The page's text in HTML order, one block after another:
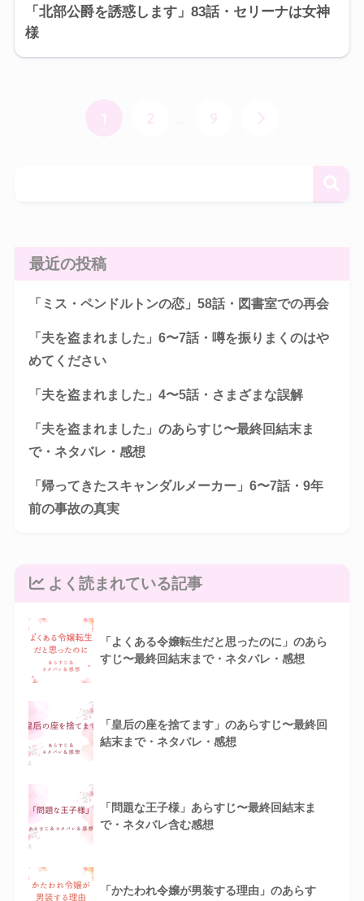
「北部公爵を誘惑します」83話・セリーナは女神
様
最近の投稿
「ミス・ペンドルトンの恋」58話・図書室での再会
「夫を盗まれました」6〜7話・噂を振りまくのはや
めてください
「夫を盗まれました」4〜5話・さまざまな誤解
「夫を盗まれました」のあらすじ〜最終回結末ま
で・ネタバレ・感想
「帰ってきたスキャンダルメーカー」6〜7話・9年
前の事故の真実
よく読まれている記事
「よくある令嬢転生だと思ったのに」のあら
すじ〜最終回結末まで・ネタバレ・感想
「皇后の座を捨てます」のあらすじ〜最終回
結末まで・ネタバレ・感想
「問題な王子様」あらすじ〜最終回結末ま
で・ネタバレ含む感想
「かたわれ令嬢が男装する理由」のあらす